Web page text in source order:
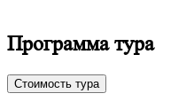
Программа тура
Стоимость тура